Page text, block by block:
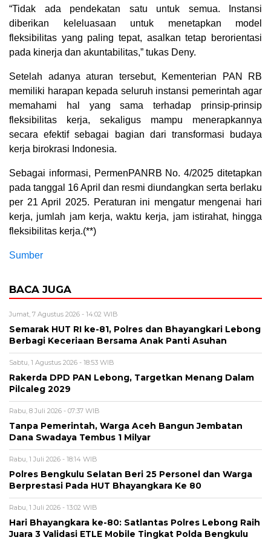
“Tidak ada pendekatan satu untuk semua. Instansi
diberikan keleluasaan untuk menetapkan model
fleksibilitas yang paling tepat, asalkan tetap berorientasi
pada kinerja dan akuntabilitas,” tukas Deny.
Setelah adanya aturan tersebut, Kementerian PAN RB
memiliki harapan kepada seluruh instansi pemerintah agar
memahami hal yang sama terhadap prinsip-prinsip
fleksibilitas kerja, sekaligus mampu menerapkannya
secara efektif sebagai bagian dari transformasi budaya
kerja birokrasi Indonesia.
Sebagai informasi, PermenPANRB No. 4/2025 ditetapkan
pada tanggal 16 April dan resmi diundangkan serta berlaku
per 21 April 2025. Peraturan ini mengatur mengenai hari
kerja, jumlah jam kerja, waktu kerja, jam istirahat, hingga
fleksibilitas kerja.(**)
Sumber
BACA JUGA
Jumat, 7 Agustus 2026 - 14:02 WIB
Semarak HUT RI ke-81, Polres dan Bhayangkari Lebong
Berbagi Keceriaan Bersama Anak Panti Asuhan
Sabtu, 1 Agustus 2026 - 18:53 WIB
Rakerda DPD PAN Lebong, Targetkan Menang Dalam
Pilcaleg 2029
Rabu, 8 Juli 2026 - 07:37 WIB
Tanpa Pemerintah, Warga Aceh Bangun Jembatan
Dana Swadaya Tembus 1 Milyar
Rabu, 1 Juli 2026 - 18:14 WIB
Polres Bengkulu Selatan Beri 25 Personel dan Warga
Berprestasi Pada HUT Bhayangkara Ke 80
Rabu, 1 Juli 2026 - 13:02 WIB
Hari Bhayangkara ke-80: Satlantas Polres Lebong Raih
Juara 3 Validasi ETLE Mobile Tingkat Polda Bengkulu